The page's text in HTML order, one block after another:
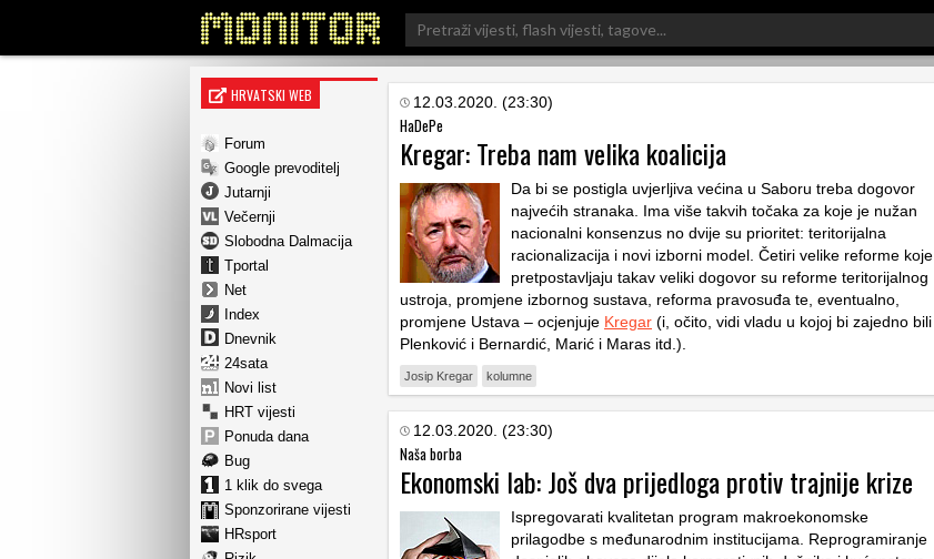
Search
for:
HRVATSKI WEB
Forum
Google prevoditelj
Jutarnji
Večernji
Slobodna Dalmacija
Tportal
Net
Index
Dnevnik
24sata
Novi list
HRT vijesti
Ponuda dana
Bug
1 klik do svega
Sponzorirane vijesti
HRsport
12.03.2020. (23:30)
HaDePe
Kregar: Treba nam velika koalicija
Da bi se postigla uvjerljiva većina u Saboru treba dogovor
najvećih stranaka. Ima više takvih točaka za koje je nužan
nacionalni konsenzus no dvije su prioritet: teritorijalna
racionalizacija i novi izborni model. Četiri velike reforme koje
pretpostavljaju takav veliki dogovor su reforme teritorijalnog
ustroja, promjene izbornog sustava, reforma pravosuđa te, eventualno,
promjene Ustava – ocjenjuje Kregar (i, očito, vidi vladu u kojoj bi zajedno bili
Plenković i Bernardić, Marić i Maras itd.).
Josip Kregar kolumne
12.03.2020. (23:30)
Naša borba
Ekonomski lab: Još dva prijedloga protiv trajnije krize
Ispregovarati kvalitetan program makroekonomske
prilagodbe s međunarodnim institucijama. Reprogramiranje